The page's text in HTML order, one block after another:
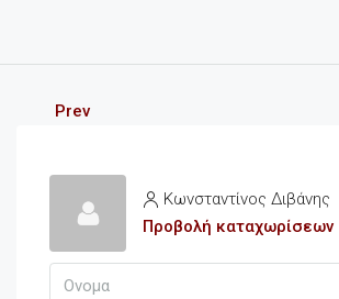
Prev
Κωνσταντίνος Διβάνης
Προβολή καταχωρίσεων